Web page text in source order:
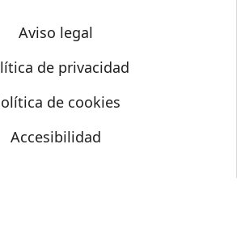
Aviso legal
de privacidad
de cookies
Accesibilidad